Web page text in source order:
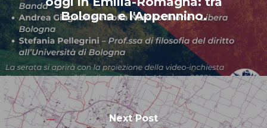
Bologna e l'Appennino.
Next Post